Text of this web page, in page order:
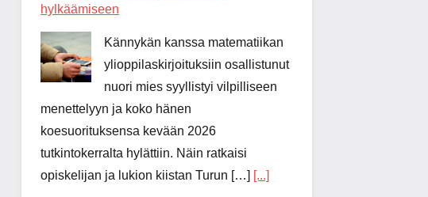
hylkäämiseen
Kännykän kanssa matematiikan
ylioppilaskirjoituksiin osallistunut
nuori mies syyllistyi vilpilliseen
menettelyyn ja koko hänen
koesuorituksensa kevään 2026
tutkintokerralta hylättiin. Näin ratkaisi
opiskelijan ja lukion kiistan Turun […] [...]